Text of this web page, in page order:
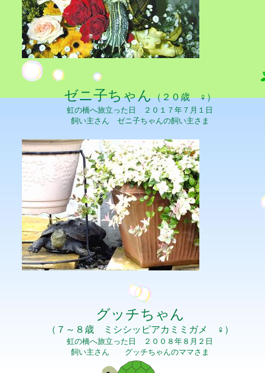
ゼニ子ちゃん（２０歳 ♀）
虹の橋へ旅立った日 ２０１７年７月１日
飼い主さん ゼニ子ちゃんの飼い主さま
グッチちゃん
（７～８歳 ミシシッピアカミミガメ ♀）
虹の橋へ旅立った日 ２００８年８月２日
飼い主さん グッチちゃんのママさま